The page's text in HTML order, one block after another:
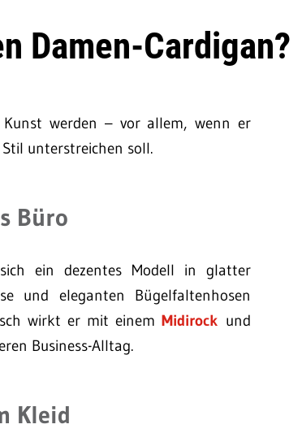
Damen-Cardigan?
werden – vor allem, wenn er
unterstreichen soll.
Büro
ein dezentes Modell in glatter
und eleganten Bügelfaltenhosen
wirkt er mit einem Midirockund
Business-Alltag.
Kleid